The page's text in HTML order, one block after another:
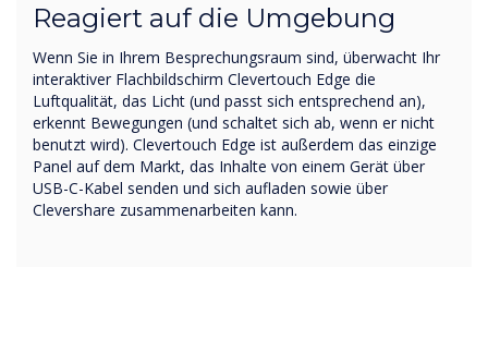
Reagiert auf die Umgebung
Wenn Sie in Ihrem Besprechungsraum sind, überwacht Ihr
interaktiver Flachbildschirm Clevertouch Edge die
Luftqualität, das Licht (und passt sich entsprechend an),
erkennt Bewegungen (und schaltet sich ab, wenn er nicht
benutzt wird). Clevertouch Edge ist außerdem das einzige
Panel auf dem Markt, das Inhalte von einem Gerät über
USB-C-Kabel senden und sich aufladen sowie über
Clevershare zusammenarbeiten kann.